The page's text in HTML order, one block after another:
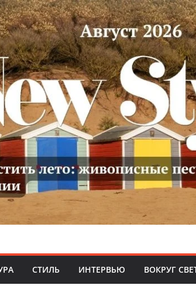
СТИЛЬ ИНТЕРВЬЮ ВОКРУГ